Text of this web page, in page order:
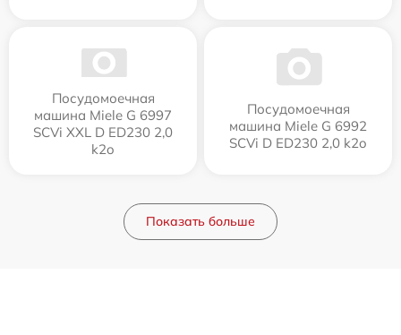
Посудомоечная
машина Miele G 6997
SCVi XXL D ED230 2,0
k2o
Посудомоечная
машина Miele G 6992
SCVi D ED230 2,0 k2o
Показать больше